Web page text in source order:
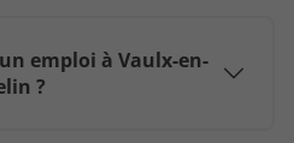
emploi à Vaulx-en-
?